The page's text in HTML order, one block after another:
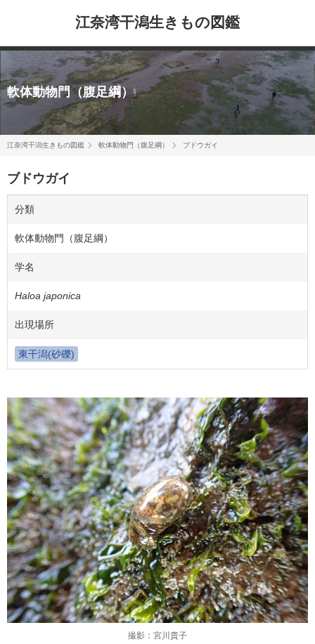
江奈湾干潟生きもの図鑑
軟体動物門（腹足綱）
江奈湾干潟生きもの図鑑 軟体動物門（腹足綱） ブドウガイ
ブドウガイ
分類
軟体動物門（腹足綱）
学名
Haloa japonica
出現場所
東干潟(砂礫)
撮影：宮川貴子